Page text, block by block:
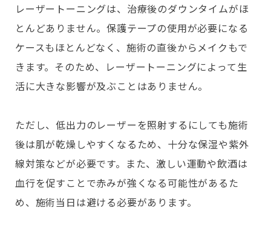
レーザートーニングは、治療後のダウンタイムがほ
とんどありません。保護テープの使用が必要になる
ケースもほとんどなく、施術の直後からメイクもで
きます。そのため、レーザートーニングによって生
活に大きな影響が及ぶことはありません。
ただし、低出力のレーザーを照射するにしても施術
後は肌が乾燥しやすくなるため、十分な保湿や紫外
線対策などが必要です。また、激しい運動や飲酒は
血行を促すことで赤みが強くなる可能性があるた
め、施術当日は避ける必要があります。